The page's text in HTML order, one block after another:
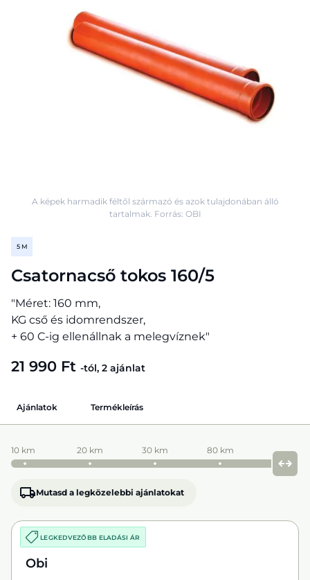
5 M
Csatornacső tokos 160/5
"Méret: 160 mm,
KG cső és idomrendszer,
+ 60 C-ig ellenállnak a melegvíznek"
21 990 Ft -tól, 2 ajánlat
A képek harmadik féltől származó és azok tulajdonában álló
tartalmak. Forrás: OBI
Ajánlatok Termékleírás
10 km 20 km 30 km 80 km
Mutasd a legközelebbi ajánlatokat
LEGKEDVEZŐBB ELADÁSI ÁR
Obi